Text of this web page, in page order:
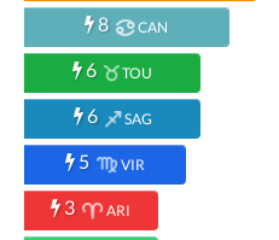
8 CAN
6 TOU
6 SAG
5 VIR
3 ARI